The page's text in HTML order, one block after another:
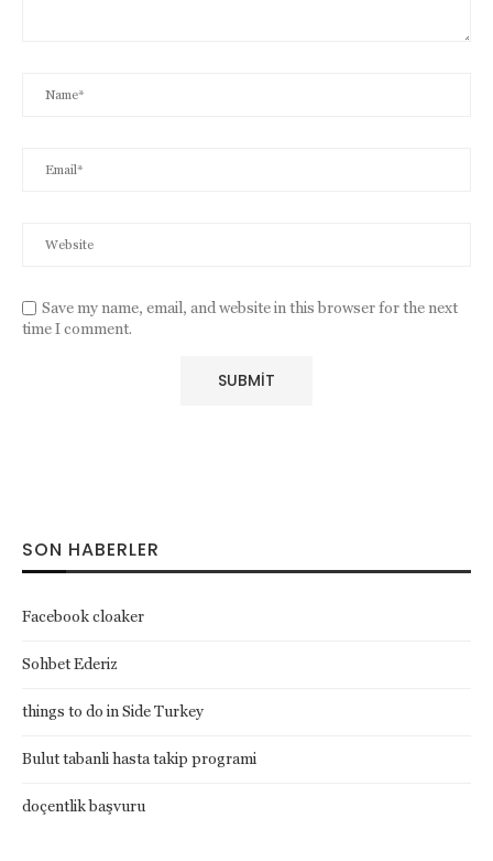
Save my name, email, and website in this browser for the next
time I comment.
SON HABERLER
Facebook cloaker
Sohbet Ederiz
things to do in Side Turkey
Bulut tabanli hasta takip programi
doçentlik başvuru